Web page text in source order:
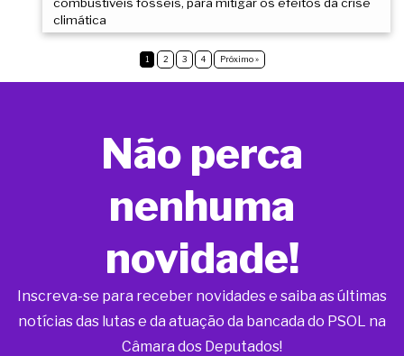
climática
1 2 3 4 Próximo »
Não perca
nenhuma
novidade!
Inscreva-se para receber novidades e saiba as últimas
notícias das lutas e da atuação da bancada do PSOL na
Câmara dos Deputados!